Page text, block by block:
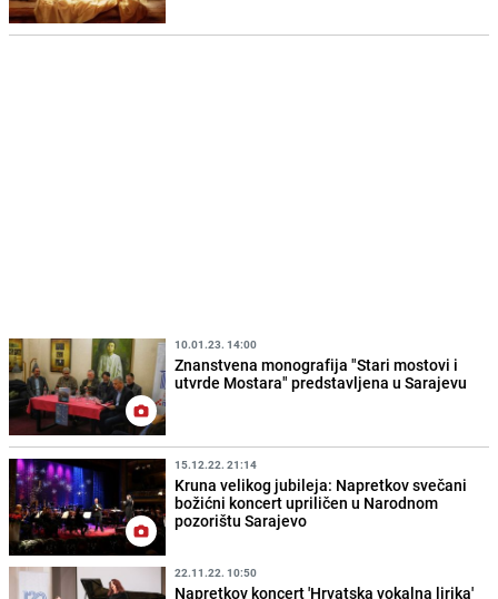
10.01.23. 14:00
Znanstvena monografija "Stari mostovi i
utvrde Mostara" predstavljena u Sarajevu
15.12.22. 21:14
Kruna velikog jubileja: Napretkov svečani
božićni koncert upriličen u Narodnom
pozorištu Sarajevo
22.11.22. 10:50
Napretkov koncert 'Hrvatska vokalna lirika'